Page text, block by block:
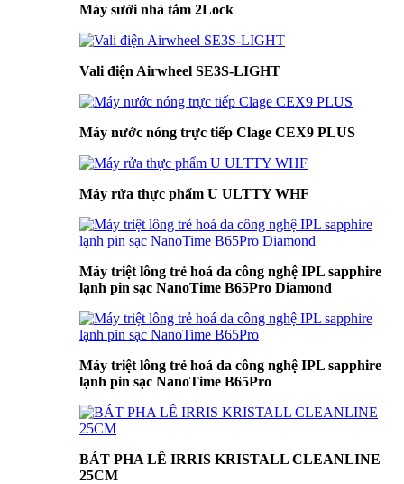
Máy sưởi nhà tắm 2Lock
Vali điện Airwheel SE3S-LIGHT
Máy nước nóng trực tiếp Clage CEX9 PLUS
Máy rửa thực phẩm U ULTTY WHF
Máy triệt lông trẻ hoá da công nghệ IPL sapphire
lạnh pin sạc NanoTime B65Pro Diamond
Máy triệt lông trẻ hoá da công nghệ IPL sapphire
lạnh pin sạc NanoTime B65Pro
BÁT PHA LÊ IRRIS KRISTALL CLEANLINE
25CM